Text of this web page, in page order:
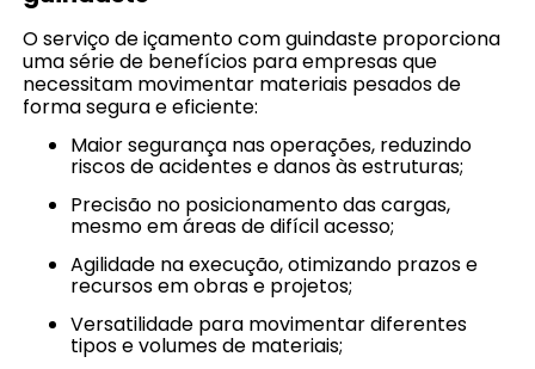
O serviço de içamento com guindaste proporciona
uma série de benefícios para empresas que
necessitam movimentar materiais pesados de
forma segura e eficiente:
Maior segurança nas operações, reduzindo
riscos de acidentes e danos às estruturas;
Precisão no posicionamento das cargas,
mesmo em áreas de difícil acesso;
Agilidade na execução, otimizando prazos e
recursos em obras e projetos;
Versatilidade para movimentar diferentes
tipos e volumes de materiais;